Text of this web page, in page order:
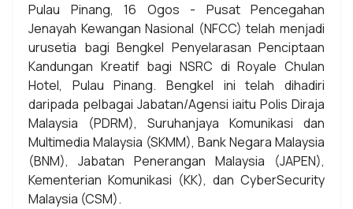
Pulau Pinang, 16 Ogos - Pusat Pencegahan
Jenayah Kewangan Nasional (NFCC) telah menjadi
urusetia bagi Bengkel Penyelarasan Penciptaan
Kandungan Kreatif bagi NSRC di Royale Chulan
Hotel, Pulau Pinang. Bengkel ini telah dihadiri
daripada pelbagai Jabatan/Agensi iaitu Polis Diraja
Malaysia (PDRM), Suruhanjaya Komunikasi dan
Multimedia Malaysia (SKMM), Bank Negara Malaysia
(BNM), Jabatan Penerangan Malaysia (JAPEN),
Kementerian Komunikasi (KK), dan CyberSecurity
Malaysia (CSM).